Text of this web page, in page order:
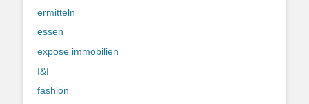
ermitteln
essen
expose immobilien
f&f
fashion